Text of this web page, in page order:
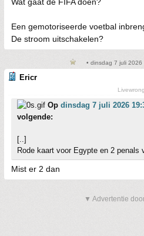
Een gemotoriseerde voetbal
De stroom uitschakelen?
• dinsdag 7 juli 2026
Ericr
Livewrong
Op dinsdag 7 juli 2026
volgende:
[..]
Rode kaart voor Egypte en 2 penals
Mist er 2 dan
▼ Advertentie